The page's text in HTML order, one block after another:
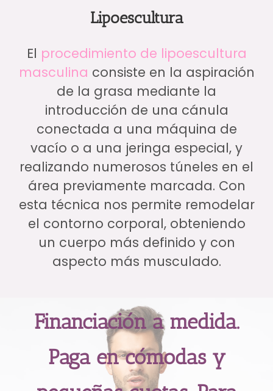
Lipoescultura
El procedimiento de lipoescultura
masculina consiste en la aspiración
de la grasa mediante la
introducción de una cánula
conectada a una máquina de
vacío o a una jeringa especial, y
realizando numerosos túneles en el
área previamente marcada. Con
esta técnica nos permite remodelar
el contorno corporal, obteniendo
un cuerpo más definido y con
aspecto más musculado.
Financiación a medida.
Paga en cómodas y